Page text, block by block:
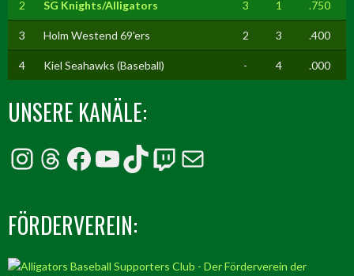
2 SG Knights/Alligators 3 1 .750
3 Holm Westend 69'ers 2 3 .400
4 Kiel Seahawks (Baseball) - 4 .000
UNSERE KANÄLE:
Instagram
Threads
Facebook
YouTube
TikTok
Twitch
E-Mail
FÖRDERVEREIN: